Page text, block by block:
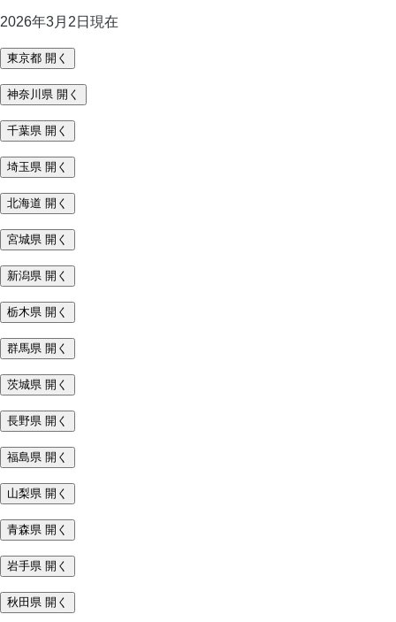
2026年3月2日現在
東京都 開く
神奈川県 開く
千葉県 開く
埼玉県 開く
北海道 開く
宮城県 開く
新潟県 開く
栃木県 開く
群馬県 開く
茨城県 開く
長野県 開く
福島県 開く
山梨県 開く
青森県 開く
岩手県 開く
秋田県 開く